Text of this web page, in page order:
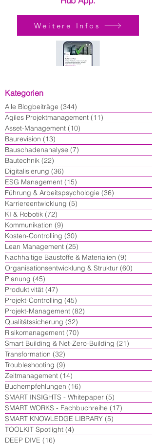
Weitere Infos
Kategorien
Alle Blogbeiträge (344)
Agiles Projektmanagement (11)
Asset-Management (10)
Baurevision (13)
Bauschadenanalyse (7)
Bautechnik (22)
Digitalisierung (36)
ESG Management (15)
Führung & Arbeitspsychologie (36)
Karriereentwicklung (5)
KI & Robotik (72)
Kommunikation (9)
Kosten-Controlling (30)
Lean Management (25)
Nachhaltige Baustoffe & Materialien (9)
Organisationsentwicklung & Struktur (60)
Planung (45)
Produktivität (47)
Projekt-Controlling (45)
Projekt-Management (82)
Qualitätssicherung (32)
Risikomanagement (70)
Smart Building & Net-Zero-Building (21)
Transformation (32)
Troubleshooting (9)
Zeitmanagement (14)
Buchempfehlungen (16)
SMART INSIGHTS - Whitepaper (5)
SMART WORKS - Fachbuchreihe (17)
SMART KNOWLEDGE LIBRARY (5)
TOOLKIT Spotlight (4)
DEEP DIVE (16)